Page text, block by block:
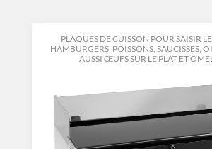
PLAQUES DE CUISSON POUR SAISIR
HAMBURGERS, POISSONS, SAUCISSES,
AUSSI ŒUFS SUR LE PLAT ET